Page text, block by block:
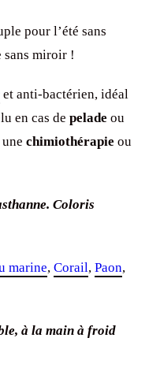
pour l’été sans
sans miroir !
et anti-bactérien, idéal
en cas de pelade ou
chimiothérapie ou
Coloris
marine, Corail, Paon,
à la main à froid